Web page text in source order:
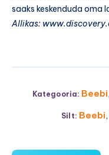
saaks keskenduda oma
Allikas:
Kategooria: Beebi,
Silt: Beebi,